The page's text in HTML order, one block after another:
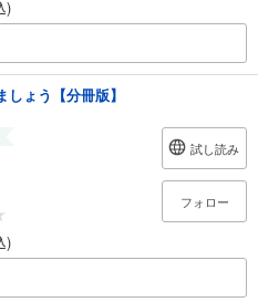
)
ょう【分冊版】
)
試し読み
フォロー